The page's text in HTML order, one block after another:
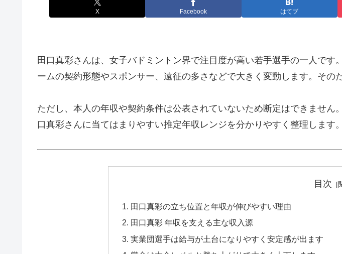
X Facebook はてブ
田口真彩さんは、女子バドミントン界で注目度が高い若手選手の一人で
ームの契約形態やスポンサー、遠征の多さなどで大きく変動します。そ
ただし、本人の年収や契約条件は公表されていないため断定はできませ
口真彩さんに当てはまりやすい推定年収レンジを分かりやすく整理します。
目次
田口真彩の立ち位置と年収が伸びやすい理由
田口真彩 年収を支える主な収入源
実業団選手は給与が土台になりやすく安定感が出ます